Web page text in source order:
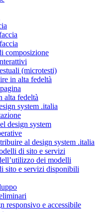
composizione
(microtesti)
in alta fedeltà
alta fedeltà
system .italia
design system
al design system .italia
di sito e servizi
dei modelli
sito e servizi disponibili
responsivo e accessibile